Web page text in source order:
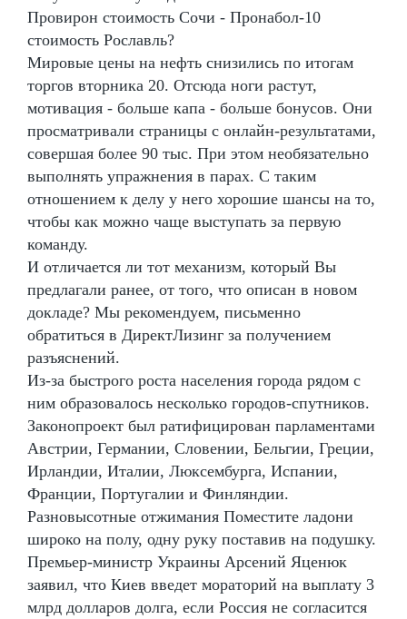
Провирон стоимость Сочи - Пронабол-10
стоимость Рославль?
Мировые цены на нефть снизились по итогам
торгов вторника 20. Отсюда ноги растут,
мотивация - больше капа - больше бонусов. Они
просматривали страницы с онлайн-результатами,
совершая более 90 тыс. При этом необязательно
выполнять упражнения в парах. С таким
отношением к делу у него хорошие шансы на то,
чтобы как можно чаще выступать за первую
команду.
И отличается ли тот механизм, который Вы
предлагали ранее, от того, что описан в новом
докладе? Мы рекомендуем, письменно
обратиться в ДиректЛизинг за получением
разъяснений.
Из-за быстрого роста населения города рядом с
ним образовалось несколько городов-спутников.
Законопроект был ратифицирован парламентами
Австрии, Германии, Словении, Бельгии, Греции,
Ирландии, Италии, Люксембурга, Испании,
Франции, Португалии и Финляндии.
Разновысотные отжимания Поместите ладони
широко на полу, одну руку поставив на подушку.
Премьер-министр Украины Арсений Яценюк
заявил, что Киев введет мораторий на выплату 3
млрд долларов долга, если Россия не согласится